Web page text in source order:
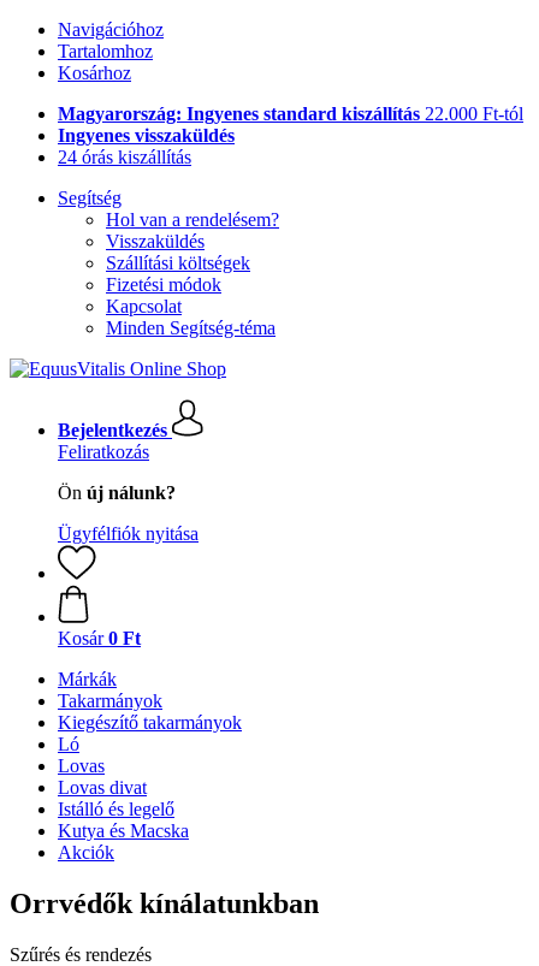
Navigációhoz
Tartalomhoz
Kosárhoz
Magyarország: Ingyenes standard kiszállítás 22.000 Ft-tól
Ingyenes visszaküldés
24 órás kiszállítás
Segítség
Hol van a rendelésem?
Visszaküldés
Szállítási költségek
Fizetési módok
Kapcsolat
Minden Segítség-téma
Bejelentkezés
Feliratkozás
Ön új nálunk?
Ügyfélfiók nyitása
Kosár 0 Ft
Márkák
Takarmányok
Kiegészítő takarmányok
Ló
Lovas
Lovas divat
Istálló és legelő
Kutya és Macska
Akciók
Orrvédők kínálatunkban
Szűrés és rendezés